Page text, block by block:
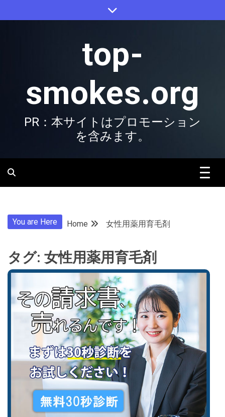
to
top-
smokes.org
PR：本サイトはプロモーション
を含みます。
You are Here Home 女性用薬用育毛剤
タグ: 女性用薬用育毛剤